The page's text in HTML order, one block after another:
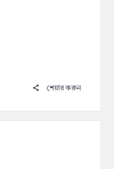
শেয়ার করুন